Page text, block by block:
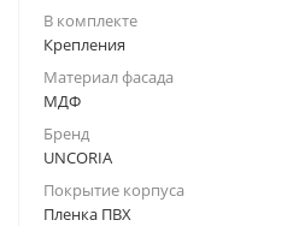
В комплекте
Крепления
Материал фасада
МДФ
Бренд
UNCORIA
Покрытие корпуса
Пленка ПВХ